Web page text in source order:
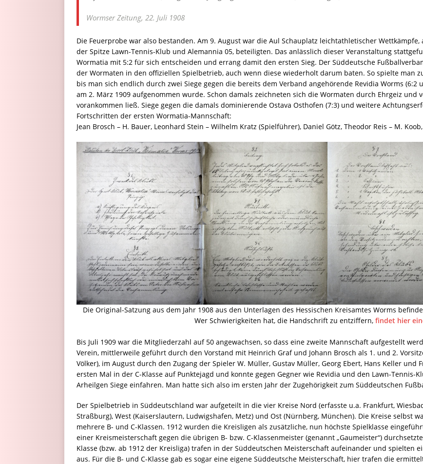
Wormser Zeitung, 22. Juli 1908
Die Feuerprobe war also bestanden. Am 9. August war die Aul Schauplatz leichtathletischer
der Spitze Lawn-Tennis-Klub und Alemannia 05, beteiligten. Das anlässlich dieser Veranstaltung
Wormatia mit 5:2 für sich entscheiden und errang damit den ersten Sieg. Der Süddeutsche
der Wormaten in den offiziellen Spielbetrieb, auch wenn diese wiederholt darum baten. So spielte man
bis man sich endlich durch zwei Siege gegen die bereits dem Verband angehörende Revidia Worms
am 2. März 1909 aufgenommen wurde. Schon damals zeichneten sich die Wormaten durch Ehrgeiz und
vorankommen ließ. Siege gegen die damals dominierende Ostava Osthofen (7:3) und weitere
Fortschritten der ersten Wormatia-Mannschaft:
Jean Brosch – H. Bauer, Leonhard Stein – Wilhelm Kratz (Spielführer), Daniel Götz, Theodor Reis – M.
Die Original-Satzung aus dem Jahr 1908 aus den Unterlagen des Hessischen Kreisamtes Worms
Wer Schwierigkeiten hat, die Handschrift zu entziffern, findet hier
Bis Juli 1909 war die Mitgliederzahl auf 50 angewachsen, so dass eine zweite Mannschaft aufgestellt
Verein, mittlerweile geführt durch den Vorstand mit Heinrich Graf und Johann Brosch als 1. und 2.
Völker), im August durch den Zugang der Spieler W. Müller, Gustav Müller, Georg Ebert, Hans Keller und
ersten Mal in der C-Klasse auf Punktejagd und konnte gegen Gegner wie Revidia und den Lawn-Tennis-
Arheilgen Siege einfahren. Man hatte sich also im ersten Jahr der Zugehörigkeit zum Süddeutschen
Der Spielbetrieb in Süddeutschland war aufgeteilt in die vier Kreise Nord (erfasste u.a. Frankfurt,
Straßburg), West (Kaiserslautern, Ludwigshafen, Metz) und Ost (Nürnberg, München). Die Kreise selbst
mehrere B- und C-Klassen. 1912 wurden die Kreisligen als zusätzliche, nun höchste Spielklasse
einer Kreismeisterschaft gegen die übrigen B- bzw. C-Klassenmeister (genannt „Gaumeister“)
Klasse (bzw. ab 1912 der Kreisliga) trafen in der Süddeutschen Meisterschaft aufeinander und spielten
aus. Für die B- und C-Klasse gab es sogar eine eigene Süddeutsche Meisterschaft, hier trafen die